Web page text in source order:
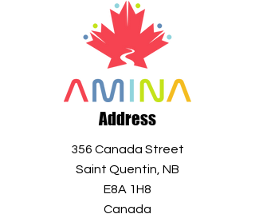
Address
356 Canada Street
Saint Quentin, NB
E8A 1H8
Canada